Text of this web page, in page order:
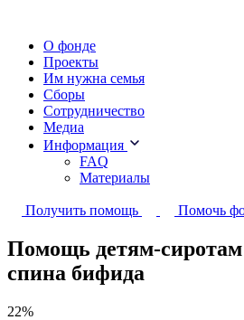
О фонде
Проекты
Им нужна семья
Сборы
Сотрудничество
Медиа
Информация
FAQ
Материалы
Получить помощь Помочь
Помощь детям-сиротам
спина бифида
22%